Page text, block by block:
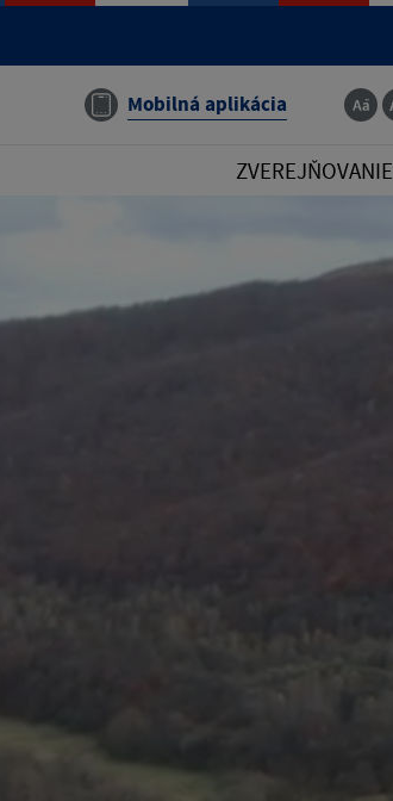
Mobilná aplikácia
ZVEREJŇOVANIE